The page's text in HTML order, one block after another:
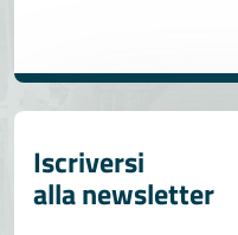
Iscriversi
alla newsletter